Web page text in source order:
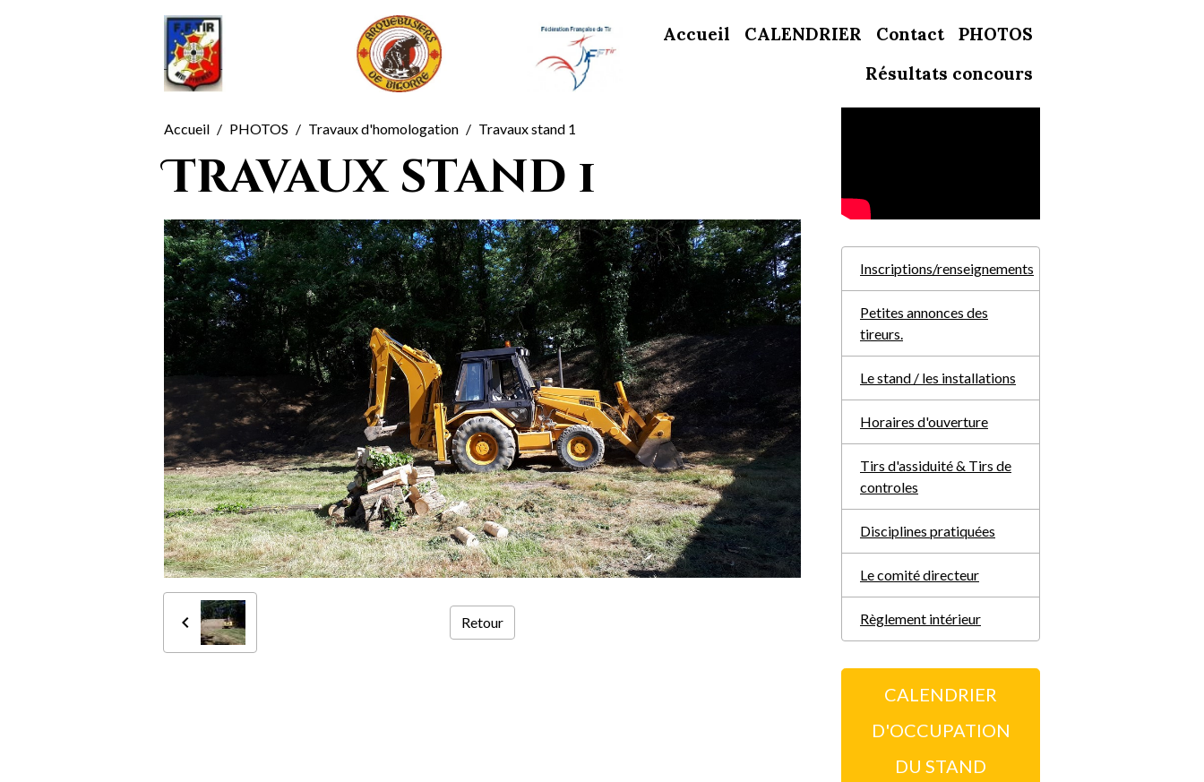
Accueil CALENDRIER Contact
PHOTOS
Résultats concours
Accueil PHOTOS Travaux d'homologation Travaux stand 1
Travaux stand 1
Retour
Inscriptions/renseignements
Petites annonces des
tireurs.
Le stand / les installations
Horaires d'ouverture
Tirs d'assiduité & Tirs de
controles
Disciplines pratiquées
Le comité directeur
Règlement intérieur
CALENDRIER
D'OCCUPATION
DU STAND